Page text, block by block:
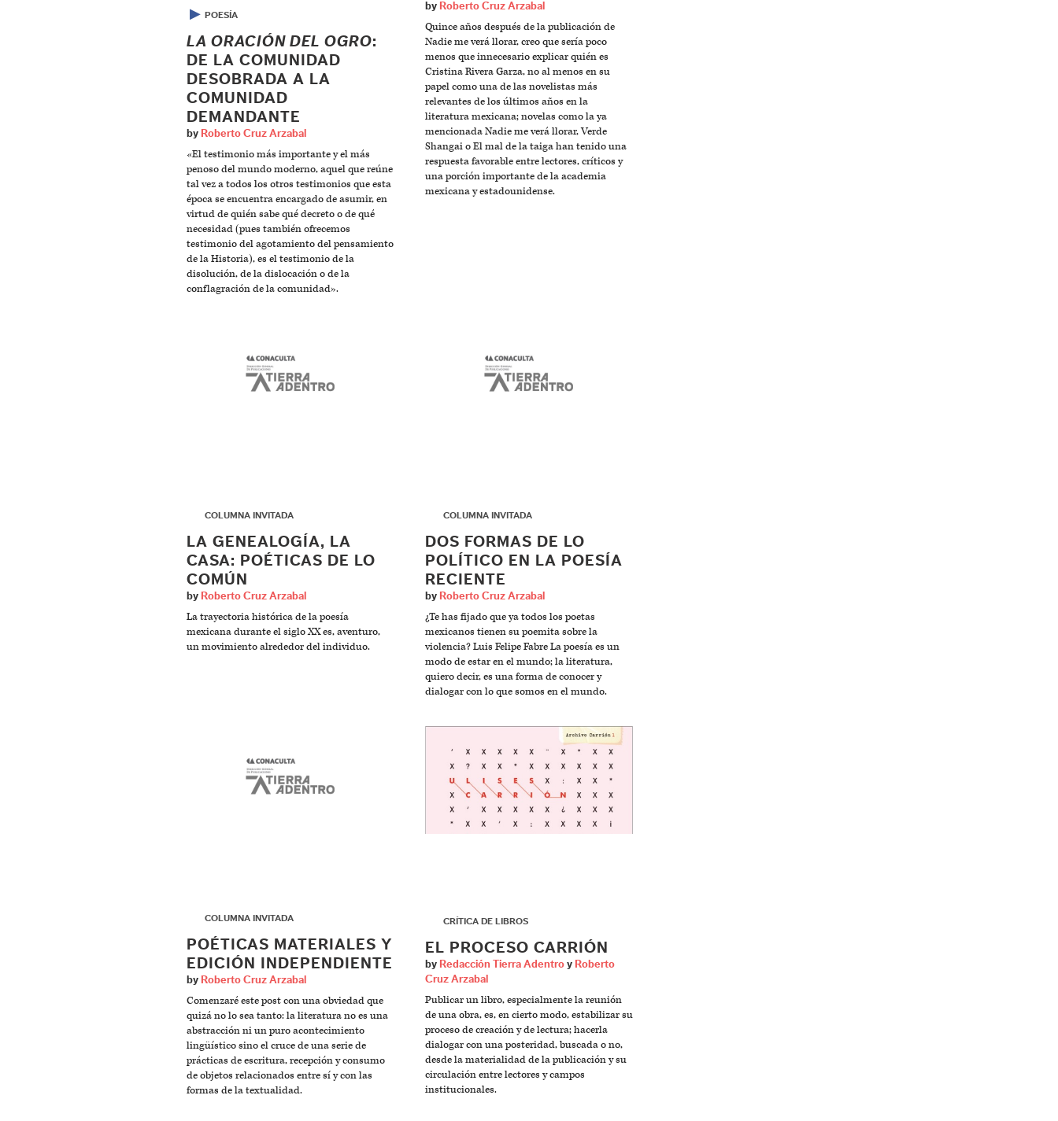
▶ POESÍA
LA ORACIÓN DEL OGRO:
DE LA COMUNIDAD
DESOBRADA A LA
COMUNIDAD
DEMANDANTE
by Roberto Cruz Arzabal
«El testimonio más importante y el más
penoso del mundo moderno, aquel que reúne
tal vez a todos los otros testimonios que esta
época se encuentra encargado de asumir, en
virtud de quién sabe qué decreto o de qué
necesidad (pues también ofrecemos
testimonio del agotamiento del pensamiento
de la Historia), es el testimonio de la
disolución, de la dislocación o de la
conflagración de la comunidad».
by Roberto Cruz Arzabal
Quince años después de la publicación de
Nadie me verá llorar, creo que sería poco
menos que innecesario explicar quién es
Cristina Rivera Garza, no al menos en su
papel como una de las novelistas más
relevantes de los últimos años en la
literatura mexicana; novelas como la ya
mencionada Nadie me verá llorar, Verde
Shangai o El mal de la taiga han tenido una
respuesta favorable entre lectores, críticos y
una porción importante de la academia
mexicana y estadounidense.
COLUMNA INVITADA
LA GENEALOGÍA, LA
CASA: POÉTICAS DE LO
COMÚN
by Roberto Cruz Arzabal
La trayectoria histórica de la poesía
mexicana durante el siglo XX es, aventuro,
un movimiento alrededor del individuo.
COLUMNA INVITADA
DOS FORMAS DE LO
POLÍTICO EN LA POESÍA
RECIENTE
by Roberto Cruz Arzabal
¿Te has fijado que ya todos los poetas
mexicanos tienen su poemita sobre la
violencia? Luis Felipe Fabre La poesía es un
modo de estar en el mundo; la literatura,
quiero decir, es una forma de conocer y
dialogar con lo que somos en el mundo.
COLUMNA INVITADA
POÉTICAS MATERIALES Y
EDICIÓN INDEPENDIENTE
by Roberto Cruz Arzabal
Comenzaré este post con una obviedad que
quizá no lo sea tanto: la literatura no es una
abstracción ni un puro acontecimiento
lingüístico sino el cruce de una serie de
prácticas de escritura, recepción y consumo
de objetos relacionados entre sí y con las
formas de la textualidad.
CRÍTICA DE LIBROS
EL PROCESO CARRIÓN
by Redacción Tierra Adentroy Roberto
Cruz Arzabal
Publicar un libro, especialmente la reunión
de una obra, es, en cierto modo, estabilizar su
proceso de creación y de lectura; hacerla
dialogar con una posteridad, buscada o no,
desde la materialidad de la publicación y su
circulación entre lectores y campos
institucionales.